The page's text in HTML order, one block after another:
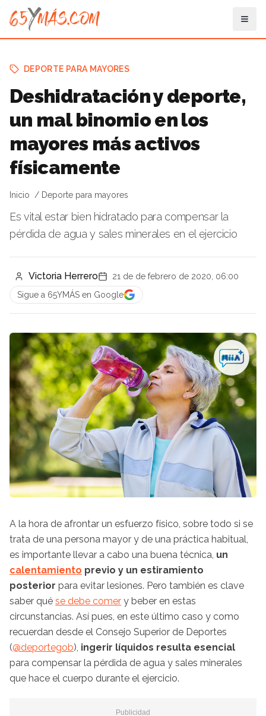
DEPORTE PARA MAYORES
Deshidratación y deporte,
un mal binomio en los
mayores más activos
físicamente
Inicio Deporte para mayores
Es vital estar bien hidratado para compensar la
pérdida de agua y sales minerales en el ejercicio
Victoria Herrero
21 de de febrero de 2020, 06:00
Sigue a 65YMÁS en Google
A la hora de afrontar un esfuerzo físico, sobre todo si se
trata de una persona mayor y de una práctica habitual,
es importante llevar a cabo una buena técnica, un
calentamiento previo y un estiramiento
posterior para evitar lesiones. Pero también es clave
saber qué se debe comer y beber en estas
circunstancias. Así pues, en este último caso y como
recuerdan desde el Consejo Superior de Deportes
(@deportegob), ingerir líquidos resulta esencial
para compensar la pérdida de agua y sales minerales
que hace el cuerpo durante el ejercicio.